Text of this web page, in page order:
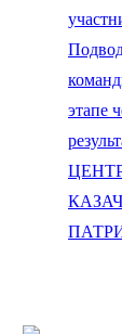
этапе